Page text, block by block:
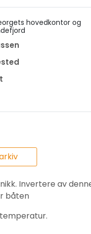
hovedkontor og
Invertere av
båten